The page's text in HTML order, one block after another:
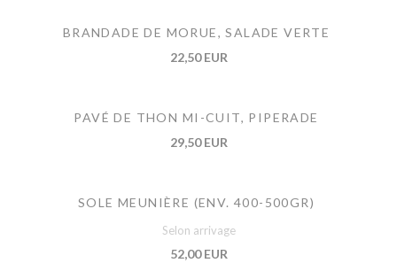
BRANDADE DE MORUE, SALADE VERTE
22,50 EUR
PAVÉ DE THON MI-CUIT, PIPERADE
29,50 EUR
SOLE MEUNIÈRE (ENV. 400-500GR)
Selon arrivage
52,00 EUR